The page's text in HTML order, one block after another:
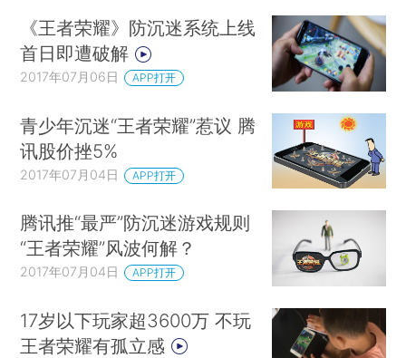
《王者荣耀》防沉迷系统上线
首日即遭破解
2017年07月06日 APP打开
青少年沉迷“王者荣耀”惹议 腾
讯股价挫5%
2017年07月04日 APP打开
腾讯推“最严”防沉迷游戏规则
“王者荣耀”风波何解？
2017年07月04日 APP打开
17岁以下玩家超3600万 不玩
王者荣耀有孤立感